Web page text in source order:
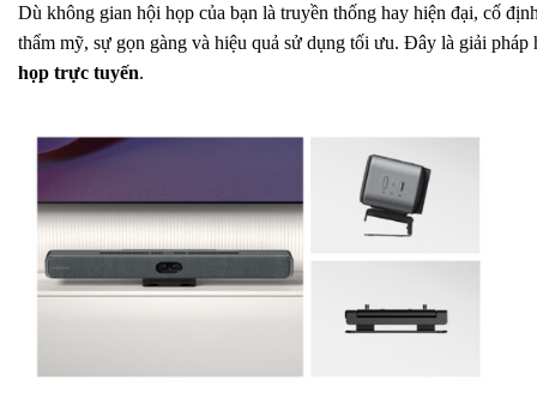
Dù không gian hội họp của bạn là truyền thống hay hiện đại, cố
thẩm mỹ, sự gọn gàng và hiệu quả sử dụng tối ưu. Đây là giải pháp
họp trực tuyến.